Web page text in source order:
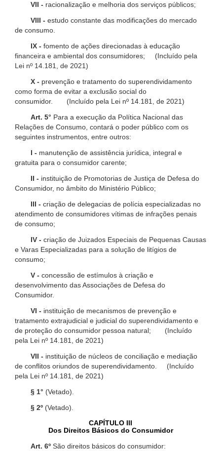
VII - racionalização e melhoria dos serviços públicos;
VIII - estudo constante das modificações do mercado
de consumo.
IX - fomento de ações direcionadas à educação
financeira e ambiental dos consumidores; (Incluído pela
Lei nº 14.181, de 2021)
X - prevenção e tratamento do superendividamento
como forma de evitar a exclusão social do
consumidor. (Incluído pela Lei nº 14.181, de 2021)
Art. 5° Para a execução da Política Nacional das
Relações de Consumo, contará o poder público com os
seguintes instrumentos, entre outros:
I - manutenção de assistência jurídica, integral e
gratuita para o consumidor carente;
II - instituição de Promotorias de Justiça de Defesa do
Consumidor, no âmbito do Ministério Público;
III - criação de delegacias de polícia especializadas no
atendimento de consumidores vítimas de infrações penais
de consumo;
IV - criação de Juizados Especiais de Pequenas Causas
e Varas Especializadas para a solução de litígios de
consumo;
V - concessão de estímulos à criação e
desenvolvimento das Associações de Defesa do
Consumidor.
VI - instituição de mecanismos de prevenção e
tratamento extrajudicial e judicial do superendividamento e
de proteção do consumidor pessoa natural; (Incluído
pela Lei nº 14.181, de 2021)
VII - instituição de núcleos de conciliação e mediação
de conflitos oriundos de superendividamento. (Incluído
pela Lei nº 14.181, de 2021)
§ 1° (Vetado).
§ 2º (Vetado).
CAPÍTULO III
Dos Direitos Básicos do Consumidor
Art. 6º São direitos básicos do consumidor: